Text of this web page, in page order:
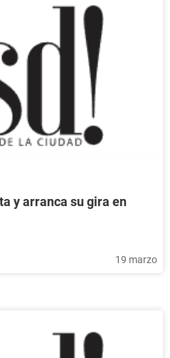
y arranca su gira en
19 marzo